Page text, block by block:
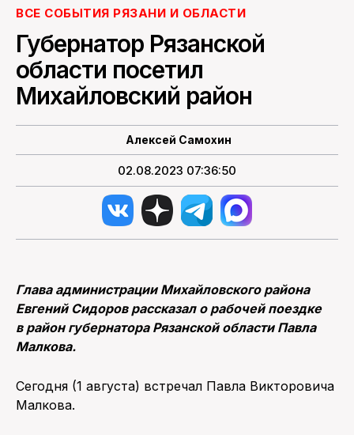
ВСЕ СОБЫТИЯ РЯЗАНИ И ОБЛАСТИ
Губернатор Рязанской
области посетил
Михайловский район
Алексей Самохин
02.08.2023 07:36:50
Глава администрации Михайловского района
Евгений Сидоров рассказал о рабочей поездке
в район губернатора Рязанской области Павла
Малкова.
Сегодня (1 августа) встречал Павла Викторовича
Малкова.